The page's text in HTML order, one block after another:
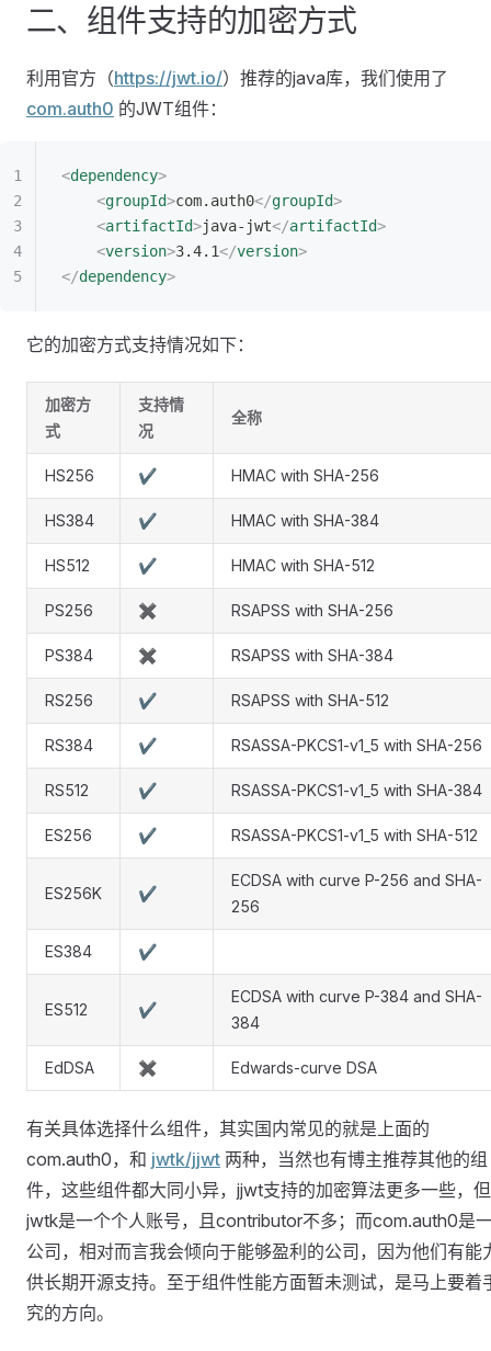
二、组件支持的加密方式
利用官方（https://jwt.io/）推荐的java库，我们使用了
com.auth0 的JWT组件：
<dependency>
    <
groupId>com.auth0</groupId>
    <
artifactId>java-jwt</artifactId>
    <
version>3.4.1</version>
</dependency>
它的加密方式支持情况如下：
加密方
式
支持情
况
全称
HS256 ✔ HMAC with SHA-256
HS384 ✔ HMAC with SHA-384
HS512 ✔ HMAC with SHA-512
PS256 ✖ RSAPSS with SHA-256
PS384 ✖ RSAPSS with SHA-384
RS256 ✔ RSAPSS with SHA-512
RS384 ✔ RSASSA-PKCS1-v1_5 with SHA-256
RS512 ✔ RSASSA-PKCS1-v1_5 with SHA-384
ES256 ✔ RSASSA-PKCS1-v1_5 with SHA-512
ES256K ✔
ECDSA with curve P-256 and SHA-
256
ES384 ✔
ES512 ✔
ECDSA with curve P-384 and SHA-
384
EdDSA ✖ Edwards-curve DSA
有关具体选择什么组件，其实国内常见的就是上面的
com.auth0，和 jwtk/jjwt 两种，当然也有博主推荐其他的组
件，这些组件都大同小异，jjwt支持的加密算法更多一些，
jwtk是一个个人账号，且contributor不多；而com.auth0是
公司，相对而言我会倾向于能够盈利的公司，因为他们有能
供长期开源支持。至于组件性能方面暂未测试，是马上要着
究的方向。